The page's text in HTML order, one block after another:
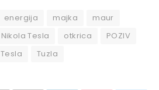
energija majka
maur
Nikola Tesla otkrica
POZIV
Tesla Tuzla